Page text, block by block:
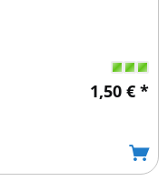
1,50 € *